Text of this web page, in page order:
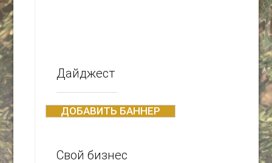
Дайджест
ДОБАВИТЬ БАННЕР
Свой бизнес